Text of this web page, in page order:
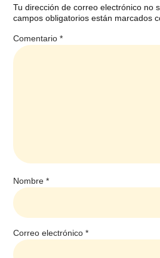
Tu dirección de correo electrónico no
campos obligatorios están marcados
Comentario*
Nombre*
Correo electrónico*